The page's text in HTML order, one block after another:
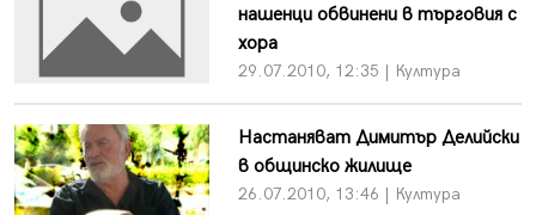
нашенци обвинени в търговия с
хора
29.07.2010, 12:35 | Култура
Настаняват Димитър Делийски
в общинско жилище
26.07.2010, 13:46 | Култура